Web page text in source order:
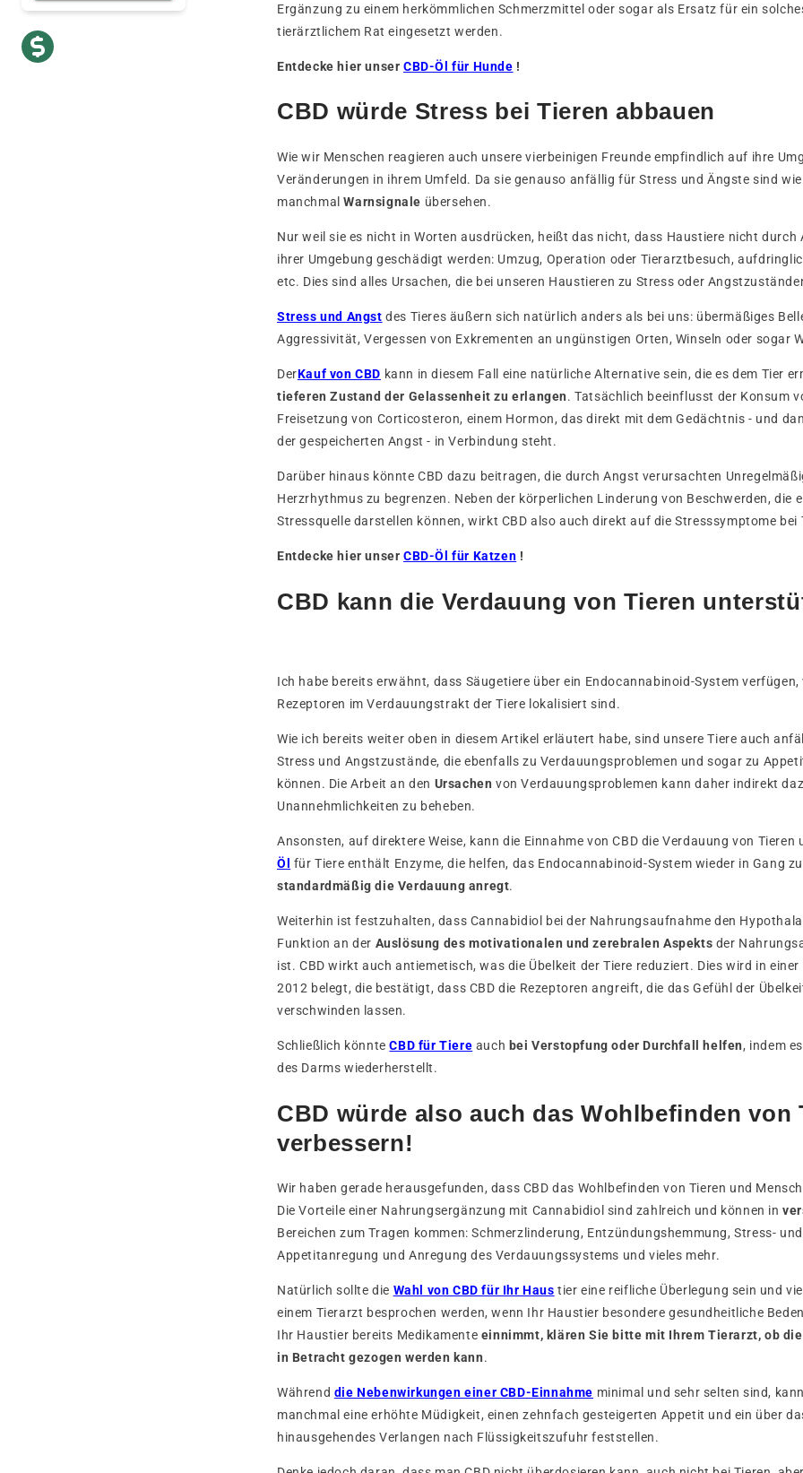
Ergänzung zu einem herkömmlichen Schmerzmittel oder sogar als Ersatz für ein
tierärztlichem Rat eingesetzt werden.
Entdecke hier unser CBD-Öl für Hunde !
CBD würde Stress bei Tieren abbauen
Wie wir Menschen reagieren auch unsere vierbeinigen Freunde empfindlich auf ihre
Veränderungen in ihrem Umfeld. Da sie genauso anfällig für Stress und Ängste sind
manchmalWarnsignale übersehen.
Nur weil sie es nicht in Worten ausdrücken, heißt das nicht, dass Haustiere nicht durch
ihrer Umgebung geschädigt werden: Umzug, Operation oder Tierarztbesuch,
etc. Dies sind alles Ursachen, die bei unseren Haustieren zu Stress oder
Stress und Angst des Tieres äußern sich natürlich anders als bei uns: übermäßiges
Aggressivität, Vergessen von Exkrementen an ungünstigen Orten, Winseln oder sogar
DerKauf von CBD kann in diesem Fall eine natürliche Alternative sein, die es dem Tier
tieferen Zustand der Gelassenheit zu erlangen. Tatsächlich beeinflusst der Konsum
Freisetzung von Corticosteron, einem Hormon, das direkt mit dem Gedächtnis - und
der gespeicherten Angst - in Verbindung steht.
Darüber hinaus könnte CBD dazu beitragen, die durch Angst verursachten
Herzrhythmus zu begrenzen. Neben der körperlichen Linderung von Beschwerden, die
Stressquelle darstellen können, wirkt CBD also auch direkt auf die Stresssymptome bei
Entdecke hier unser CBD-Öl für Katzen !
CBD kann die Verdauung von Tieren
Ich habe bereits erwähnt, dass Säugetiere über ein Endocannabinoid-System verfügen,
Rezeptoren im Verdauungstrakt der Tiere lokalisiert sind.
Wie ich bereits weiter oben in diesem Artikel erläutert habe, sind unsere Tiere auch
Stress und Angstzustände, die ebenfalls zu Verdauungsproblemen und sogar zu
können. Die Arbeit an den Ursachen von Verdauungsproblemen kann daher indirekt
Unannehmlichkeiten zu beheben.
Ansonsten, auf direktere Weise, kann die Einnahme von CBD die Verdauung von
Öl
für Tiere enthält Enzyme, die helfen, das Endocannabinoid-System wieder in Gang
standardmäßig die Verdauung anregt.
Weiterhin ist festzuhalten, dass Cannabidiol bei der Nahrungsaufnahme den
Funktion an der Auslösung des motivationalen und zerebralen Aspekts der
ist. CBD wirkt auch antiemetisch, was die Übelkeit der Tiere reduziert. Dies wird in
2012 belegt, die bestätigt, dass CBD die Rezeptoren angreift, die das Gefühl der
verschwinden lassen.
Schließlich könnteCBD für Tiere auch bei Verstopfung oder Durchfall helfen, indem
des Darms wiederherstellt.
CBD würde also auch das Wohlbefinden von
verbessern!
Wir haben gerade herausgefunden, dass CBD das Wohlbefinden von Tieren und
Die Vorteile einer Nahrungsergänzung mit Cannabidiol sind zahlreich und können in
Bereichen zum Tragen kommen: Schmerzlinderung, Entzündungshemmung, Stress-
Appetitanregung und Anregung des Verdauungssystems und vieles mehr.
Natürlich sollte die Wahl von CBD für Ihr Haus tier eine reifliche Überlegung sein und
einem Tierarzt besprochen werden, wenn Ihr Haustier besondere gesundheitliche
Ihr Haustier bereits Medikamente einnimmt, klären Sie bitte mit Ihrem Tierarzt, ob die
in Betracht gezogen werden kann.
Während die Nebenwirkungen einer CBD-Einnahme minimal und sehr selten sind,
manchmal eine erhöhte Müdigkeit, einen zehnfach gesteigerten Appetit und ein über
hinausgehendes Verlangen nach Flüssigkeitszufuhr feststellen.